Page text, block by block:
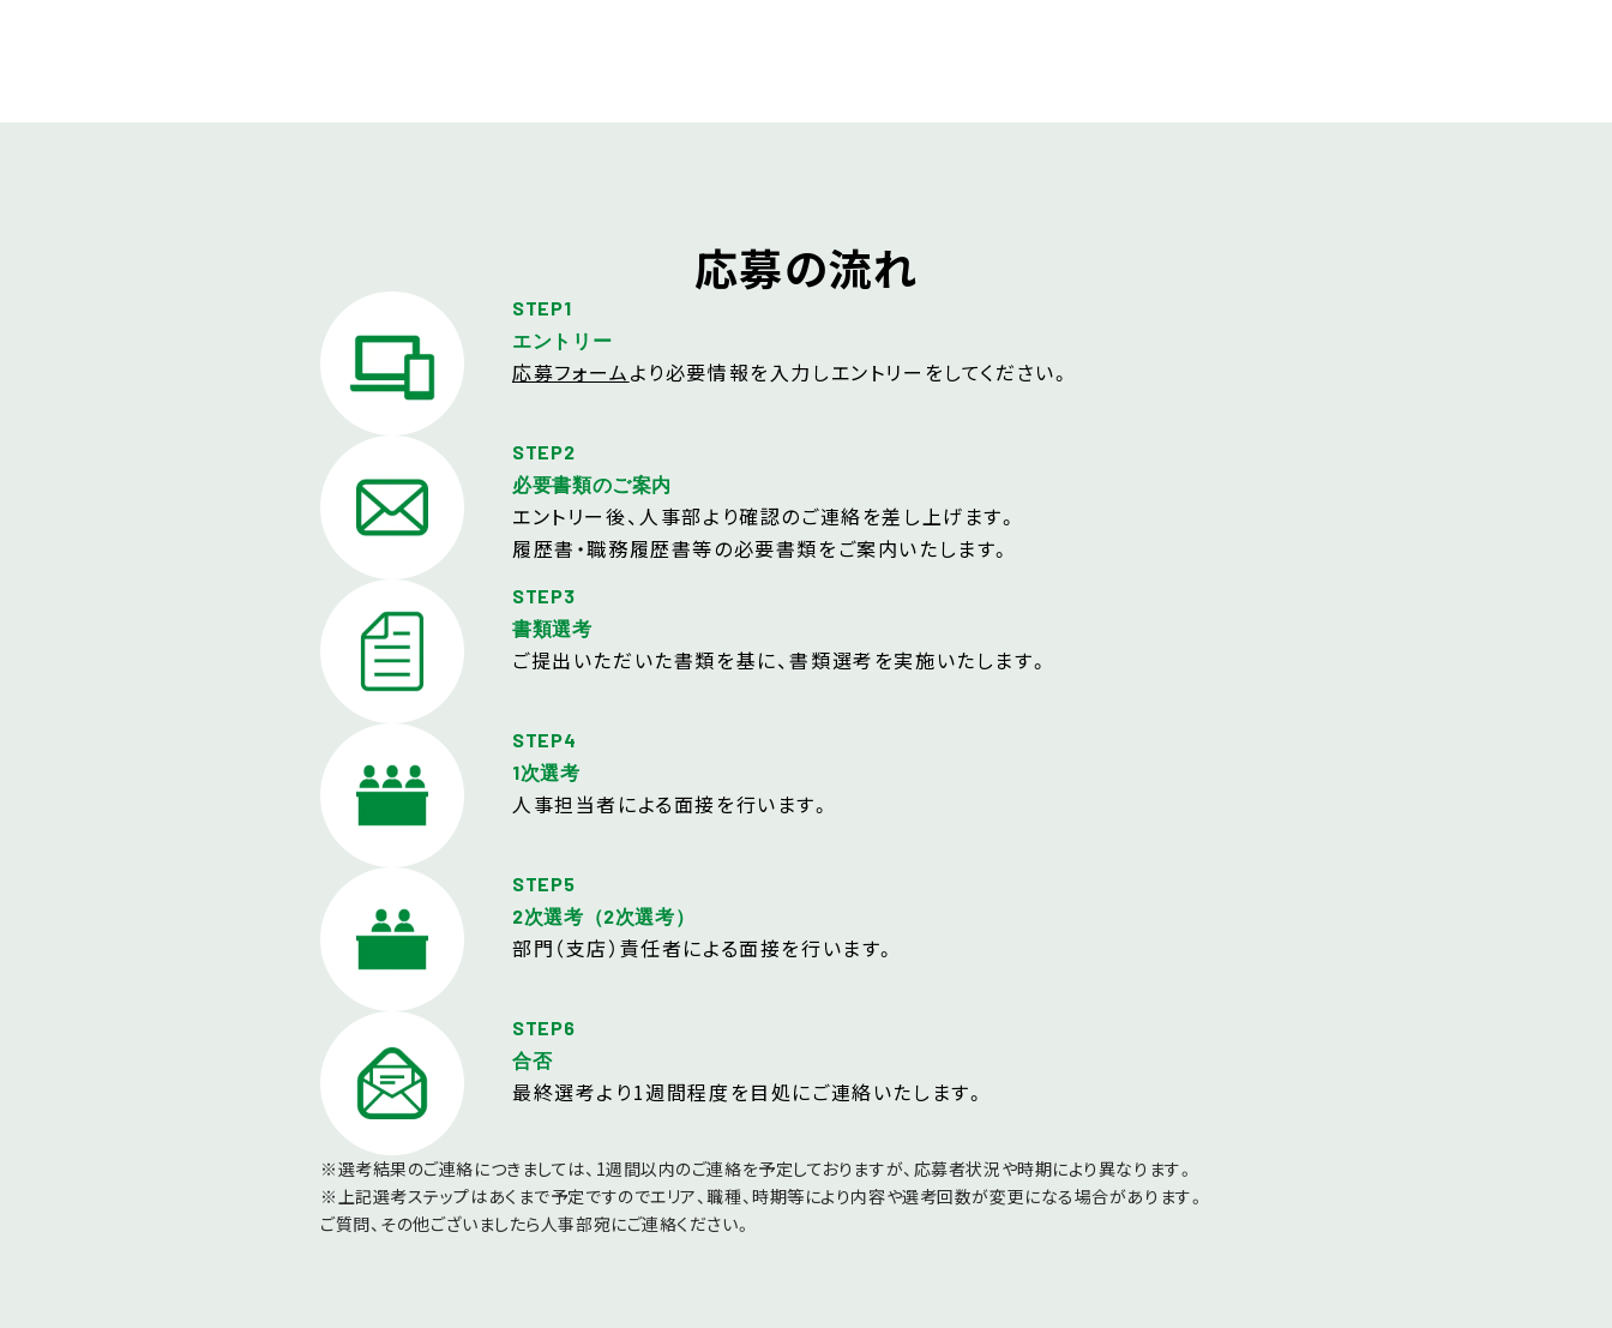
応募の流れ
STEP1
エントリー
応募フォームより必要情報を入力しエントリーをしてください。
STEP2
必要書類のご案内
エントリー後、人事部より確認のご連絡を差し上げます。
履歴書・職務履歴書等の必要書類をご案内いたします。
STEP3
書類選考
ご提出いただいた書類を基に、書類選考を実施いたします。
STEP4
1次選考
人事担当者による面接を行います。
STEP5
2次選考（2次選考）
部門（支店）責任者による面接を行います。
STEP6
合否
最終選考より1週間程度を目処にご連絡いたします。
※選考結果のご連絡につきましては、1週間以内のご連絡を予定しておりますが、応募者状況や時期により異なります。
※上記選考ステップはあくまで予定ですのでエリア、職種、時期等により内容や選考回数が変更になる場合があります。
ご質問、その他ございましたら人事部宛にご連絡ください。